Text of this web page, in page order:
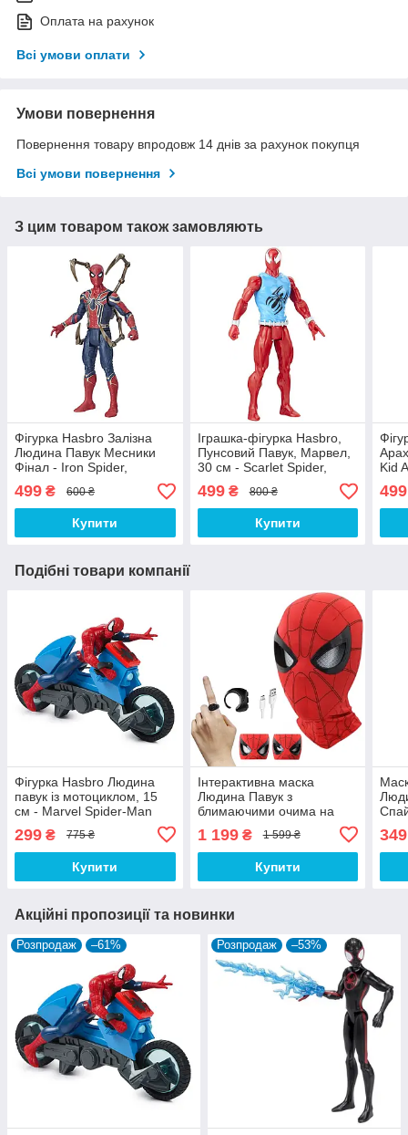
Оплата на рахунок
Всі умови оплати
Умови повернення
Повернення товару впродовж 14 днів за рахунок покупця
Всі умови повернення
З цим товаром також замовляють
Фігурка Hasbro Залізна
Людина Павук Месники
Фінал - Iron Spider,
499 ₴ 600 ₴
Купити
Іграшка-фігурка Hasbro,
Пунсовий Павук, Марвел,
30 см - Scarlet Spider,
Marvel, Titan Hero Series
499₴ 800 ₴
Купити
Kid
499
Подібні товари компанії
Фігурка Hasbro Людина
павук із мотоциклом, 15
см - Marvel Spider-Man
299 ₴ 775 ₴
Купити
Інтерактивна маска
Людина Павук з
блимаючими очима на
1 199₴ 1 599 ₴
Купити
349
Акційні пропозиції та новинки
Розпродаж –61% Розпродаж –53%